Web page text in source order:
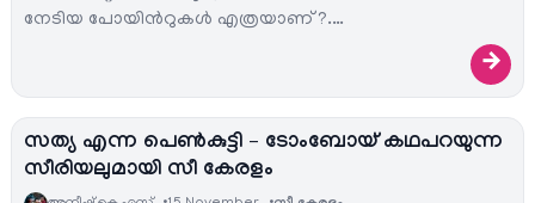
നേടിയ പോയിന്‍റുകള്‍ എത്രയാണ് ?.…
→
സത്യ എന്ന പെണ്‍കുട്ടി – ടോംബോയ് കഥപറയുന്ന
സീരിയലുമായി സീ കേരളം